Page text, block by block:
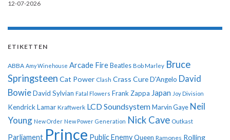
12-07-2026
ETIKETTEN
ABBA Amy Winehouse Arcade Fire Beatles Bob Marley Bruce
Springsteen Cat Power Clash Crass CureD'Angelo David
BowieDavid Sylvian Fatal Flowers Frank Zappa Japan Joy Division
Kendrick Lamar Kraftwerk LCD Soundsystem Marvin Gaye Neil
Young New Order New Power Generation Nick Cave Outkast
Parliament Prince Public EnemyQueen Ramones Rolling